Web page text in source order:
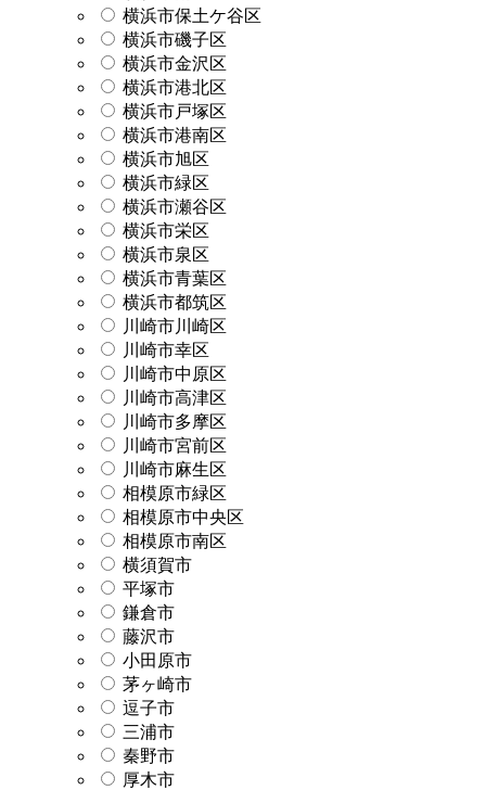
横浜市保土ケ谷区
横浜市磯子区
横浜市金沢区
横浜市港北区
横浜市戸塚区
横浜市港南区
横浜市旭区
横浜市緑区
横浜市瀬谷区
横浜市栄区
横浜市泉区
横浜市青葉区
横浜市都筑区
川崎市川崎区
川崎市幸区
川崎市中原区
川崎市高津区
川崎市多摩区
川崎市宮前区
川崎市麻生区
相模原市緑区
相模原市中央区
相模原市南区
横須賀市
平塚市
鎌倉市
藤沢市
小田原市
茅ヶ崎市
逗子市
三浦市
秦野市
厚木市